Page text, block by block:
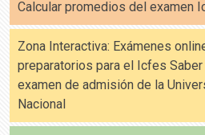
Calcular promedios del examen
Zona Interactiva: Exámenes
preparatorios para el Icfes Saber
examen de admisión de la
Nacional